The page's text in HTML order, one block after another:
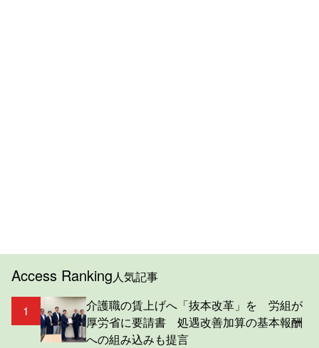
Access Ranking人気記事
1
介護職の賃上げへ「抜本改革」を 労組が
厚労省に要請書 処遇改善加算の基本報酬
への組み込みも提言